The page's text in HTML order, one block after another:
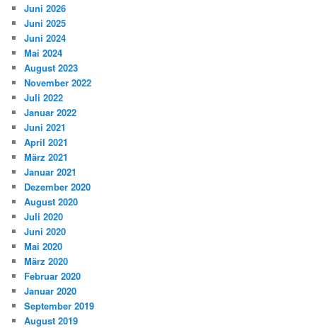
Juni 2026
Juni 2025
Juni 2024
Mai 2024
August 2023
November 2022
Juli 2022
Januar 2022
Juni 2021
April 2021
März 2021
Januar 2021
Dezember 2020
August 2020
Juli 2020
Juni 2020
Mai 2020
März 2020
Februar 2020
Januar 2020
September 2019
August 2019